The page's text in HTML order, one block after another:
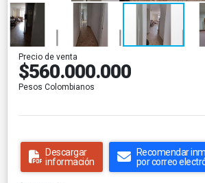
Precio de venta
$560.000.000
Pesos Colombianos
Descargar
información
Recomendar
por correo